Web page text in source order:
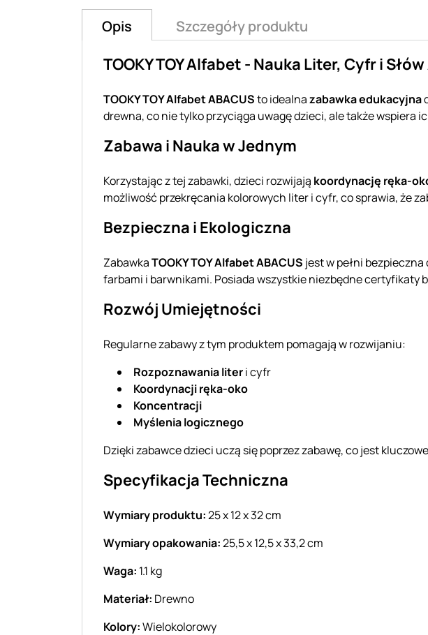
Opis Szczegóły produktu
TOOKY TOY Alfabet - Nauka Liter, Cyfr i Słów
TOOKY TOY Alfabet ABACUSto idealnazabawka edukacyjna
drewna, co nie tylko przyciąga uwagę dzieci, ale także wspiera
Zabawa i Nauka w Jednym
Korzystając z tej zabawki, dzieci rozwijają koordynację ręka-
możliwość przekręcania kolorowych liter i cyfr, co sprawia, że
Bezpieczna i Ekologiczna
ZabawkaTOOKY TOY Alfabet ABACUS jest w pełni
farbami i barwnikami. Posiada wszystkie niezbędne
Rozwój Umiejętności
Regularne zabawy z tym produktem pomagają w rozwijaniu:
Rozpoznawania literi cyfr
Koordynacji ręka-oko
Koncentracji
Myślenia logicznego
Dzięki zabawce dzieci uczą się poprzez zabawę, co jest
Specyfikacja Techniczna
Wymiary produktu:25 x 12 x 32 cm
Wymiary opakowania:25,5 x 12,5 x 33,2 cm
Waga: 1.1 kg
Materiał: Drewno
Kolory:Wielokolorowy